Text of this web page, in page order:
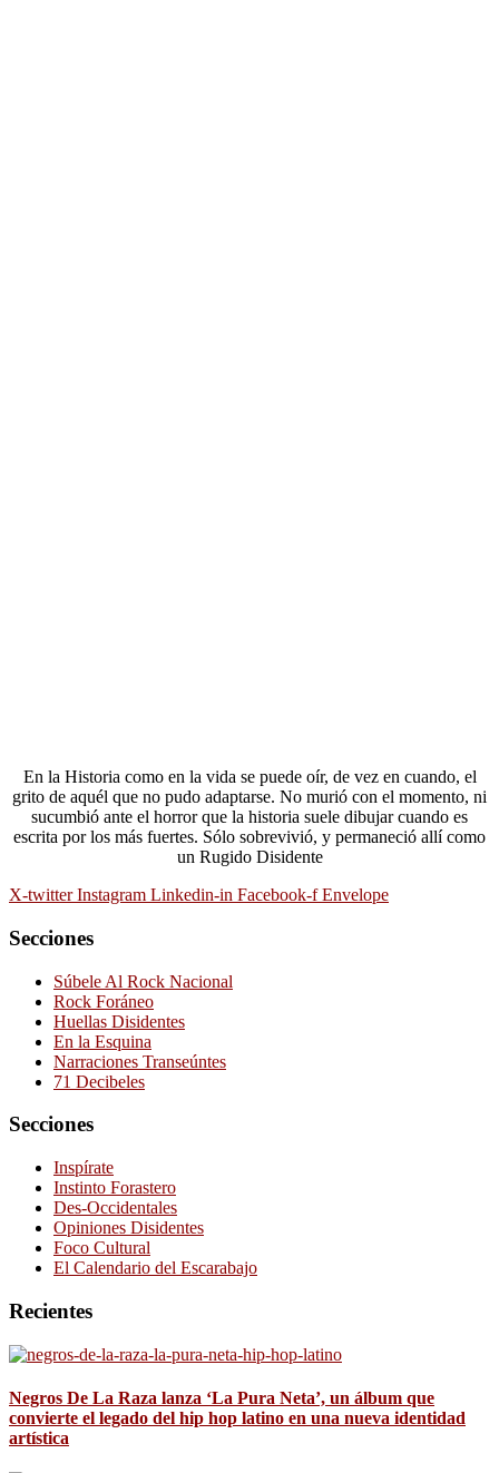
En la Historia como en la vida se puede oír, de vez en cuando, el
grito de aquél que no pudo adaptarse. No murió con el momento, ni
sucumbió ante el horror que la historia suele dibujar cuando es
escrita por los más fuertes. Sólo sobrevivió, y permaneció allí como
un Rugido Disidente
X-twitter Instagram Linkedin-in Facebook-f Envelope
Secciones
Súbele Al Rock Nacional
Rock Foráneo
Huellas Disidentes
En la Esquina
Narraciones Transeúntes
71 Decibeles
Secciones
Inspírate
Instinto Forastero
Des-Occidentales
Opiniones Disidentes
Foco Cultural
El Calendario del Escarabajo
Recientes
Negros De La Raza lanza ‘La Pura Neta’, un álbum que
convierte el legado del hip hop latino en una nueva identidad
artística